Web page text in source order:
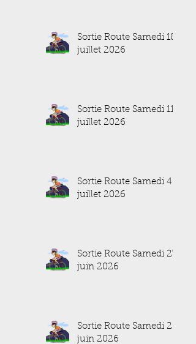
Sortie Route Samedi 18
juillet 2026
Sortie Route Samedi 11
juillet 2026
Sortie Route Samedi 4
juillet 2026
Sortie Route Samedi 27
juin 2026
Sortie Route Samedi 20
juin 2026